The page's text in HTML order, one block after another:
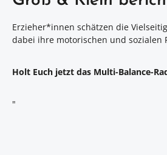
Erzieher*innen schätzen die
dabei ihre motorischen und sozialen
Holt Euch jetzt das Multi-Balance-
"